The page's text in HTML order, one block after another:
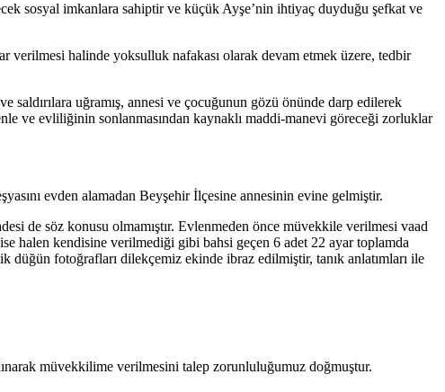
sosyal imkanlara sahiptir ve küçük Ayşe’nin ihtiyaç duyduğu şefkat ve
halinde yoksulluk nafakası olarak devam etmek üzere, tedbir
uğramış, annesi ve çocuğunun gözü önünde darp edilerek
ve evliliğinin sonlanmasından kaynaklı maddi-manevi göreceği zorluklar
evden alamadan Beyşehir İlçesine annesinin evine gelmiştir.
de söz konusu olmamıştır. Evlenmeden önce müvekkile verilmesi vaad
halen kendisine verilmediği gibi bahsi geçen 6 adet 22 ayar toplamda
düğün fotoğrafları dilekçemiz ekinde ibraz edilmiştir, tanık anlatımları ile
müvekkilime verilmesini talep zorunluluğumuz doğmuştur.